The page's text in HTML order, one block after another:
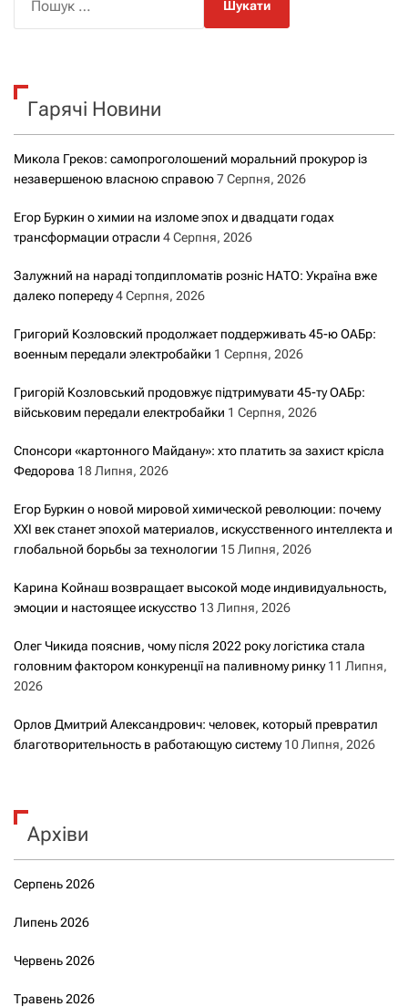
к
Гарячі Новини
Микола Греков: самопроголошений моральний прокурор із
незавершеною власною справою7 Серпня, 2026
Егор Буркин о химии на изломе эпох и двадцати годах
трансформации отрасли 4 Серпня, 2026
Залужний на нараді топдипломатів розніс НАТО: Україна вже
далеко попереду4 Серпня, 2026
Григорий Козловский продолжает поддерживать 45-ю ОАБр:
военным передали электробайки 1 Серпня, 2026
Григорій Козловський продовжує підтримувати 45-ту ОАБр:
військовим передали електробайки 1 Серпня, 2026
Спонсори «картонного Майдану»: хто платить за захист крісла
Федорова 18 Липня, 2026
Егор Буркин о новой мировой химической революции: почему
XXI век станет эпохой материалов, искусственного интеллекта и
глобальной борьбы за технологии 15 Липня, 2026
Карина Койнаш возвращает высокой моде индивидуальность,
эмоции и настоящее искусство 13 Липня, 2026
Олег Чикида пояснив, чому після 2022 року логістика стала
головним фактором конкуренції на паливному ринку 11 Липня,
2026
Орлов Дмитрий Александрович: человек, который превратил
благотворительность в работающую систему 10 Липня, 2026
Архіви
Серпень 2026
Липень 2026
Червень 2026
Травень 2026